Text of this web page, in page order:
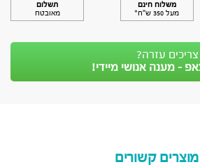
משלוח חינם
מעל 350 ש״ח*
תשלום
מאובטח
עזרה?
- מענה אנושי מיידי!
מוצרים קשורים